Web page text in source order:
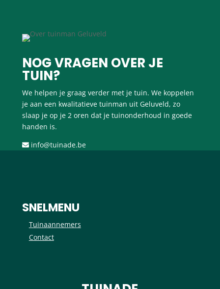
NOG VRAGEN OVER JE
TUIN?
We helpen je graag verder met je tuin. We koppelen
je aan een kwalitatieve tuinman uit Geluveld, zo
slaap je op je 2 oren dat je tuinonderhoud in goede
handen is.
info@tuinade.be
SNELMENU
Tuinaannemers
Contact